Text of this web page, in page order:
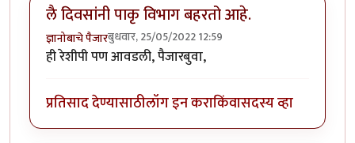
लै दिवसांनी पाकृ विभाग बहरतो आहे.
ज्ञानोबाचे पैजारबुधवार, 25/05/2022 12:59
ही रेशीपी पण आवडली, पैजारबुवा,
प्रतिसाद देण्यासाठीलॉग इन कराकिंवासदस्य व्हा